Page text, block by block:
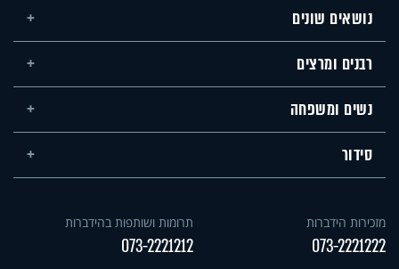
נושאים שונים
רבנים ומרצים
נשים ומשפחה
סידור
מזכירות הידברות
073-2221222
תרומות ושותפות בהידברות
073-2221212